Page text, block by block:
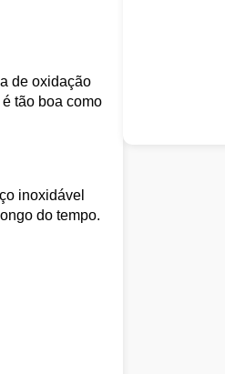
de oxidação
tão boa como
inoxidável
do tempo.